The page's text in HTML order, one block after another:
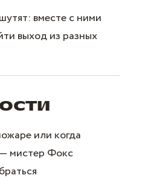
вместе с ними
выход из разных
или когда
мистер Фокс